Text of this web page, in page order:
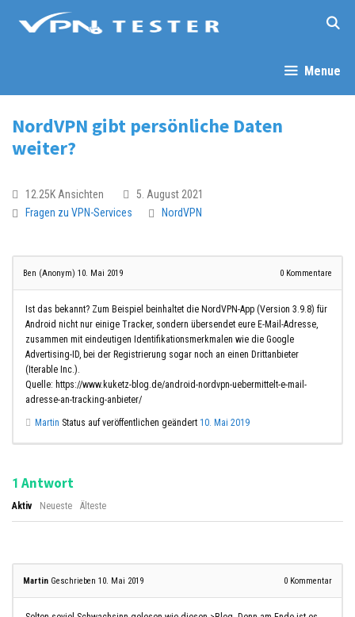
Menue
NordVPN gibt persönliche Daten
weiter?
12.25K Ansichten
5. August 2021
Fragen zu VPN-Services
NordVPN
Ben (Anonym) 10. Mai 2019 0 Kommentare
Ist das bekannt? Zum Beispiel beinhaltet die NordVPN-App (Version 3.9.8) für
Android nicht nur einige Tracker, sondern übersendet eure E-Mail-Adresse,
zusammen mit eindeutigen Identifikationsmerkmalen wie die Google
Advertising-ID, bei der Registrierung sogar noch an einen Drittanbieter
(Iterable Inc.).
Quelle: https://www.kuketz-blog.de/android-nordvpn-uebermittelt-e-mail-
adresse-an-tracking-anbieter/
Martin Status auf veröffentlichen geändert 10. Mai 2019
1 Antwort
Aktiv Neueste Älteste
Martin Geschrieben 10. Mai 2019 0 Kommentar